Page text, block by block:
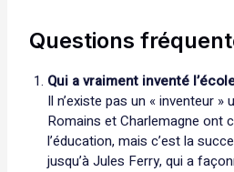
Questions
Qui a vraiment inventé
Il n’existe pas un « inventeur »
Romains et Charlemagne ont
l’éducation, mais c’est la
jusqu’à Jules Ferry, qui a